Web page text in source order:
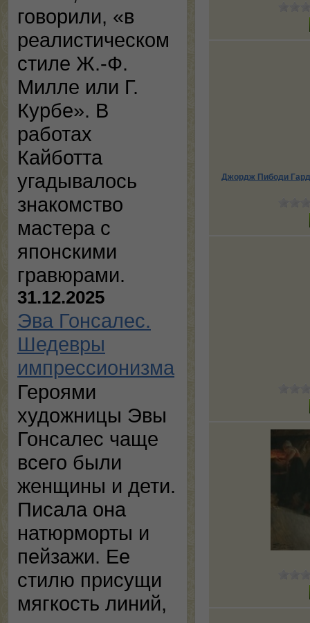
говорили, «в
реалистическом
стиле Ж.-Ф.
Милле или Г.
Курбе». В
работах
Кайботта
угадывалось
знакомство
мастера с
японскими
гравюрами.
31.12.2025
Эва Гонсалес.
Шедевры
импрессионизма
Героями
художницы Эвы
Гонсалес чаще
всего были
женщины и дети.
Писала она
натюрморты и
пейзажи. Ее
стилю присущи
мягкость линий,
Джордж Пибоди